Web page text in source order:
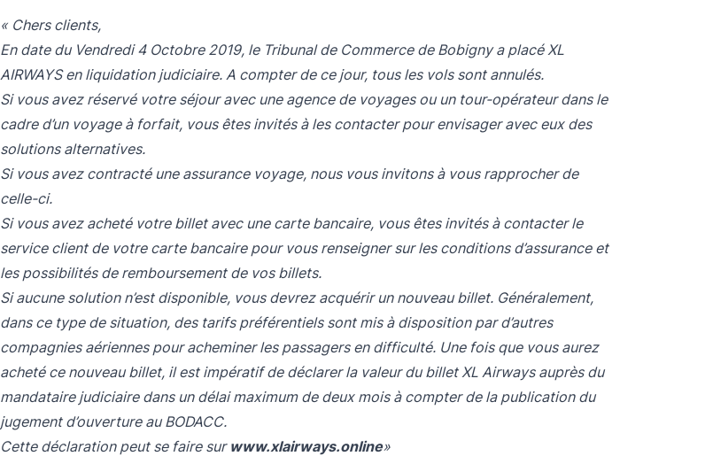
« Chers clients,
En date du Vendredi 4 Octobre 2019, le Tribunal de Commerce de Bobigny a placé XL
AIRWAYS en liquidation judiciaire. A compter de ce jour, tous les vols sont annulés.
Si vous avez réservé votre séjour avec une agence de voyages ou un tour-opérateur dans le
cadre d’un voyage à forfait, vous êtes invités à les contacter pour envisager avec eux des
solutions alternatives.
Si vous avez contracté une assurance voyage, nous vous invitons à vous rapprocher de
celle-ci.
Si vous avez acheté votre billet avec une carte bancaire, vous êtes invités à contacter le
service client de votre carte bancaire pour vous renseigner sur les conditions d’assurance et
les possibilités de remboursement de vos billets.
Si aucune solution n’est disponible, vous devrez acquérir un nouveau billet. Généralement,
dans ce type de situation, des tarifs préférentiels sont mis à disposition par d’autres
compagnies aériennes pour acheminer les passagers en difficulté. Une fois que vous aurez
acheté ce nouveau billet, il est impératif de déclarer la valeur du billet XL Airways auprès du
mandataire judiciaire dans un délai maximum de deux mois à compter de la publication du
jugement d’ouverture au BODACC.
Cette déclaration peut se faire sur www.xlairways.online»